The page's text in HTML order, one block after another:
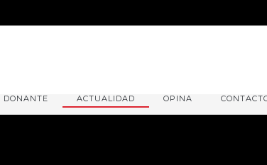
DONANTE ACTUALIDAD OPINA